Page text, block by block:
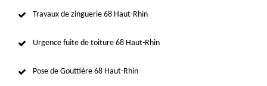
Travaux de zinguerie 68 Haut-Rhin
Urgence fuite de toiture 68 Haut-Rhin
Pose de Gouttière 68 Haut-Rhin